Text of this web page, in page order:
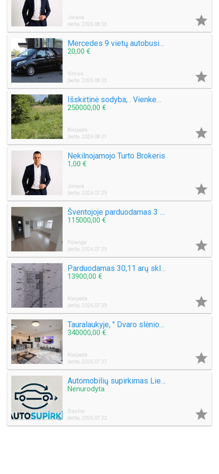
Jonava
Įkelta: 2026 08 03

Mercedes 9 vietų autobusiuko nuoma su vairuotoju, pigiai, greitai, saugiai. Mikroautobuso Mercedes Benz Vito nuoma 8 sėdimos vietos be vairuotojo, bet kuriuo paros metu, paėmimas, nuvežimas kur tik Jums reikia Vilniuje ar visoje Lietuvoje ar užsienyje, ko
20,00 €
Vilnius
Įkelta: 2026 08 03

Išskirtinė sodyba, . Vienkemis. Apsodinta ąžuolais, beržais, spygliuočiais.
250000,00 €
Klaipėda
Įkelta: 2026 08 01

Nekilnojamojo Turto Brokeris
1,00 €
Jonava
Įkelta: 2026 07 29

Šventojoje parduodamas 3 kambarių 50 kv.m. Butas Mokyklos g.
115000,00 €
Palanga
Įkelta: 2026 07 29

Parduodamas 30,11 arų sklypą Šlapšilės km, Žiburių g. 25. Klaipėdos raj.
13900,00 €
Klaipėda
Įkelta: 2026 07 29

Tauralaukyje, " Dvaro slėnio " Medeinos g. Parduodamas kotedžas 113 kv.m. , sklypas 2,5 a .
340000,00 €
Klaipėda
Įkelta: 2026 07 27

Automobilių supirkimas Lietuvoje
Nenurodyta
Šiauliai
Įkelta: 2026 07 22
